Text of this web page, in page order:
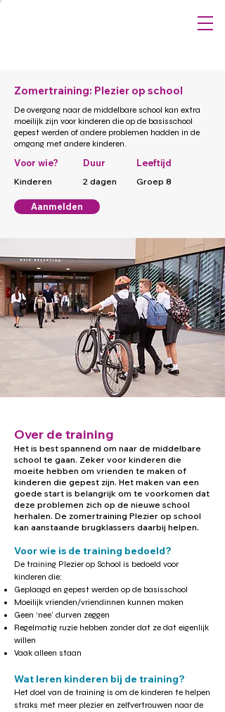
Zomertraining: Plezier op school
De overgang naar de middelbare school kan extra
moeilijk zijn voor kinderen die op de basisschool
gepest werden of andere problemen hadden in de
omgang met andere kinderen.
Voor wie? Duur Leeftijd
Kinderen 2 dagen Groep 8
Aanmelden
Over de training
Het is best spannend om naar de middelbare
school te gaan. Zeker voor kinderen die
moeite hebben om vrienden te maken of
kinderen die gepest zijn. Het maken van een
goede start is belangrijk om te voorkomen dat
deze problemen zich op de nieuwe school
herhalen. De zomertraining Plezier op school
kan aanstaande brugklassers daarbij helpen.
Voor wie is de training bedoeld?
De training Plezier op School is bedoeld voor
kinderen die:
Geplaagd en gepest werden op de basisschool
Moeilijk vrienden/vriendinnen kunnen maken
Geen ‘nee’ durven zeggen
Regelmatig ruzie hebben zonder dat ze dat eigenlijk
willen
Vaak alleen staan
Wat leren kinderen bij de training?
Het doel van de training is om de kinderen te helpen
straks met meer plezier en zelfvertrouwen naar de